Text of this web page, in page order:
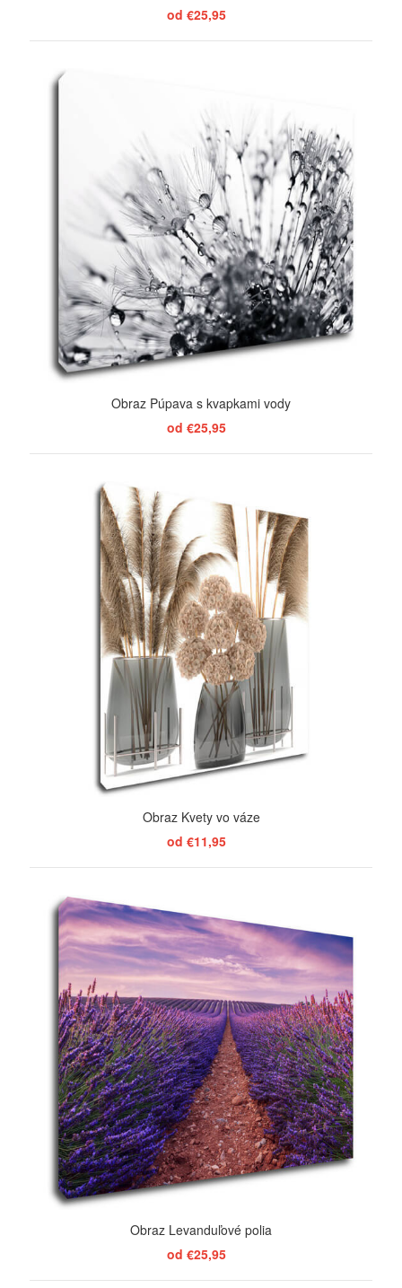
od €25,95
Obraz Púpava s kvapkami vody
od €25,95
Obraz Kvety vo váze
od €11,95
Obraz Levanduľové polia
od €25,95